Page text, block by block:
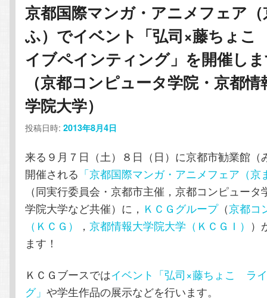
テ
ン
ツ
移
動
ン
ツ
へ
動
京都国際マンガ・アニメフェア
ふ）でイベント「弘司×藤ちょ
イブペインティング」を開催し
（京都コンピュータ学院・京都情
学院大学）
投稿日時:2013年8月4日
来る９月７日（土）８日（日）に京都市勧業館（
開催される 「京都国際マンガ・アニメフェア（京
（同実行委員会・京都市主催，京都コンピュー
学院大学など共催）に， ＫＣＧグループ（京都コ
（ＫＣＧ）
，京都情報大学院大学（ＫＣＧＩ） ）
ます！
ＫＣＧブースではイベント「弘司×藤ちょこ ラ
グ」や学生作品の展示などを行います。